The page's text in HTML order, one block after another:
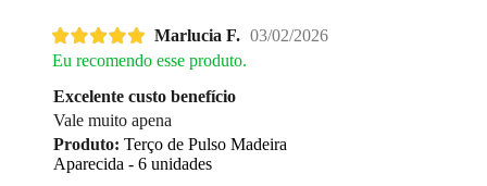
Marlucia F. 03/02/2026
Eu recomendo esse produto.
Excelente custo benefício
Vale muito apena
Produto: Terço de Pulso Madeira
Aparecida - 6 unidades